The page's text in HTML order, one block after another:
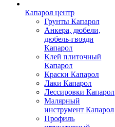
Капарол центр
Грунты Капарол
Анкера, дюбели,
дюбель-гвозди
Капарол
Клей плиточный
Капарол
Краски Капарол
Лаки Капарол
Лессировки Капарол
Малярный
инструмент Капарол
Профиль